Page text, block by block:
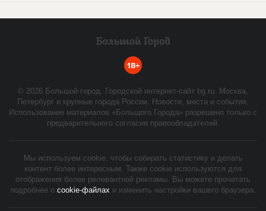
18+
© 2026 Большой город. Городской интернет-сайт bg.ru. Москва,
Петербург и крупные города России. Новости, места и события.
Использование материалов «Большого Города» разрешено только с
предварительного согласия правообладателей.
Мы используем cookie, чтобы собирать статистику и делать
контент более интересным. Также cookie используются для
отображения более релевантной рекламы. Вы можете прочитать
подробнее о cookie-файлах и изменить настройки вашего браузера.